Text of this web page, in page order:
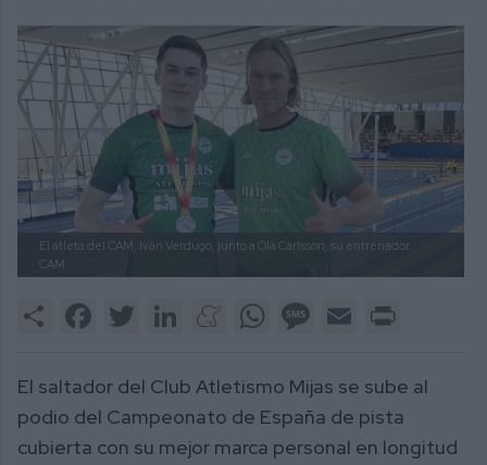
El atleta del CAM, Iván Verdugo, junto a Ola Carlsson, su entrenador.
CAM.
Share FacebookTwitter LinkedInMeneameWhatsAppMessage
Email
El saltador del Club Atletismo Mijas se sube al
podio del Campeonato de España de pista
cubierta con su mejor marca personal en longitud